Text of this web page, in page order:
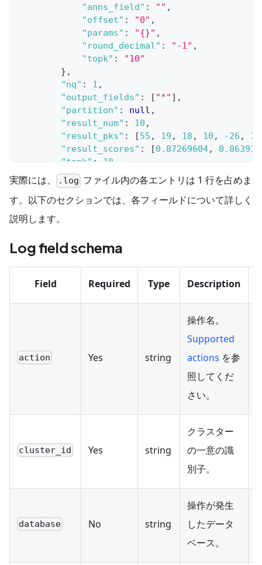
"anns_field" : "" ,
"offset" : "0" ,
"params" : "{}" ,
"round_decimal" : "-1" ,
"topk" :
"10"
} ,
"nq" : 1 ,
"output_fields" : [ "*" ] ,
"partition" : null ,
"result_num" : 10 ,
"result_pks" : [55 , 19 , 18 , 10 , -26 ,
"result_scores" : [0.87269604,
"topk" :
10
}
"result" : 0
"status": "Success",
"timestamp"
"trace_id"
}
実際には、 .log ファイル内の各エントリは 1 行を占めま
す。以下のセクションでは、各フィールドについて詳しく
説明します。
Log field schema
Field Required Type Description
action Yes string
操作名。
Supported
actions を参
照してくだ
さい。
cluster_id Yes string
クラスター
の一意の識
別子。
database No string
操作が発生
したデータ
ベース。